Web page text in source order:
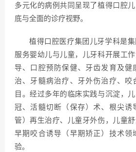
多元化的病例共同呈现了植得口腔
底与全面的诊疗视野。
植得口腔医疗集团儿牙学科是
服务婴幼儿与儿童，儿牙科开展工
导、口腔预防保健、牙齿发育及健
治、牙髓病治疗、牙外伤治疗、咬
目。经过多年的临床实践与沉淀，儿
冠、活髓切断（保存）术、根尖诱
管）再生治疗、儿童牙外伤，儿童
早期咬合诱导（早期矫正）技术领
验。